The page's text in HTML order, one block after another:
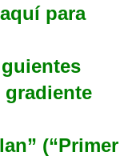
para
gradiente
(“Primer